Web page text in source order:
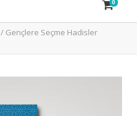
/ Gençlere Seçme Hadisler